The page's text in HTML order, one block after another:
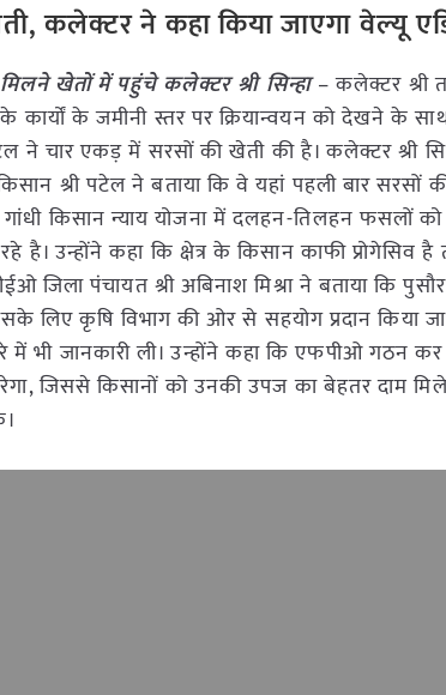
कलेक्टर ने कहा किया जाएगा वेल्यू
खेतों में पहुंचे कलेक्टर श्री सिन्हा– कलेक्टर श्री
कार्यों के जमीनी स्तर पर क्रियान्वयन को देखने के
चार एकड़ में सरसों की खेती की है। कलेक्टर श्री
श्री पटेल ने बताया कि वे यहां पहली बार
किसान न्याय योजना में दलहन-तिलहन फसलों
उन्होंने कहा कि क्षेत्र के किसान काफी प्रोगेसिव
पंचायत श्री अबिनाश मिश्रा ने बताया कि
लिए कृषि विभाग की ओर से सहयोग प्रदान किया जा
में भी जानकारी ली। उन्होंने कहा कि एफपीओ गठन
जिससे किसानों को उनकी उपज का बेहतर दाम